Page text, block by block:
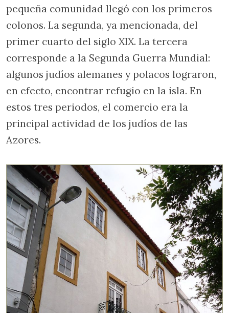
pequeña comunidad llegó con los primeros
colonos. La segunda, ya mencionada, del
primer cuarto del siglo XIX. La tercera
corresponde a la Segunda Guerra Mundial:
algunos judíos alemanes y polacos lograron,
en efecto, encontrar refugio en la isla. En
estos tres periodos, el comercio era la
principal actividad de los judíos de las
Azores.